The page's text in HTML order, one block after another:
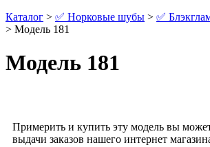
Каталог > ✅ Норковые шубы > ✅
> Модель 181
Модель 181
Примерить и купить эту модель вы
выдачи заказов нашего интернет